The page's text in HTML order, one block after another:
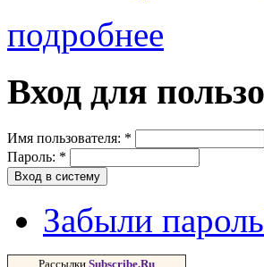
подробнее
Вход для
Имя пользователя: *
Пароль: *
Забыли
Рассылки Subscribe.Ru